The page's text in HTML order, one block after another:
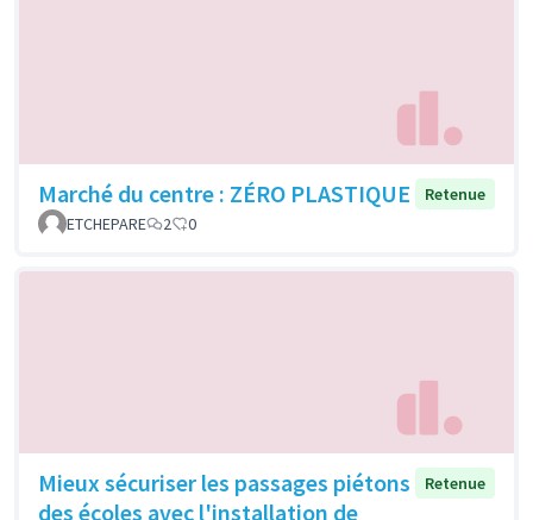
Marché du centre : ZÉRO PLASTIQUE
Retenue
ETCHEPARE
2 0
Mieux sécuriser les passages piétons
des écoles avec l'installation de
Retenue